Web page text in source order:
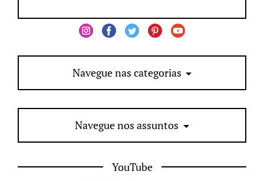
Navegue nas categorias
Navegue nos assuntos
YouTube